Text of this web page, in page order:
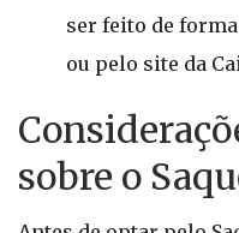
ser feito de
ou pelo site da
sobre o